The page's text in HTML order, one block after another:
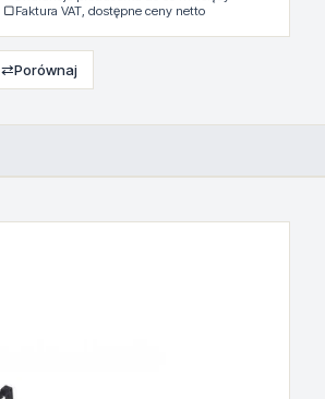
▢Faktura VAT, dostępne ceny netto
⇄Porównaj